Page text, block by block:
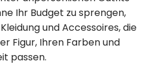
Ihr Budget zu sprengen,
und Accessoires, die
Figur, Ihren Farben und
passen.